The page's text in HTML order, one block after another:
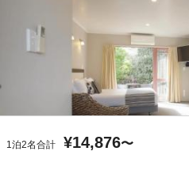
1泊2名合計 ¥14,876〜